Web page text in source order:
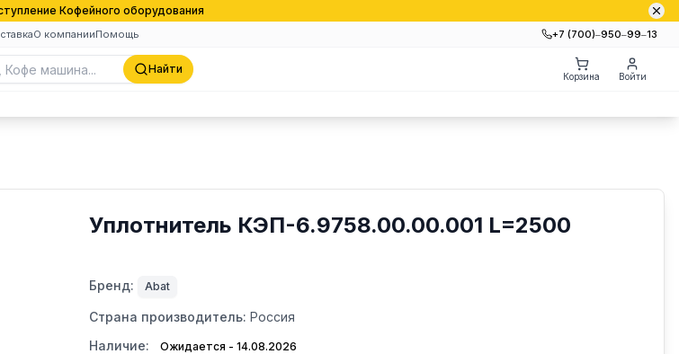
Кофейного оборудования
О компанииПомощь +7 (700)‒950‒99‒13
Найти
Корзина Войти
Уплотнитель КЭП-6.9758.00.00.001 L=2500
Бренд: Abat
Страна производитель: Россия
Наличие:
Ожидается - 14.08.2026